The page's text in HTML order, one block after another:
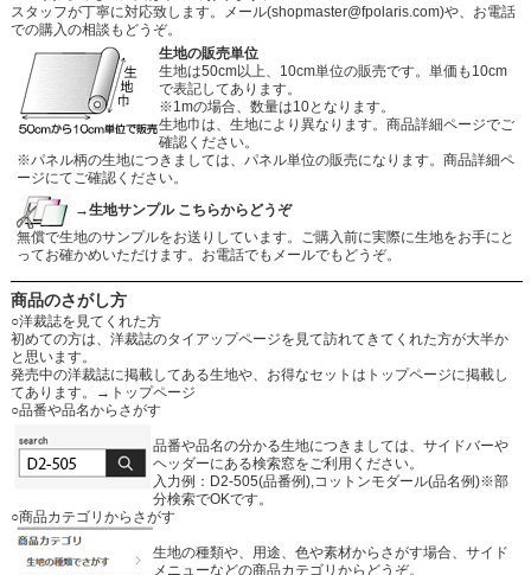
スタッフが丁寧に対応致します。メール(shopmaster@fpolaris.com)や、お電話
での購入の相談もどうぞ。
生地の販売単位
生地は50cm以上、10cm単位の販売です。単価も10cm
で表記してあります。
※1mの場合、数量は10となります。
生地巾は、生地により異なります。商品詳細ページでご
確認ください。
※パネル柄の生地につきましては、パネル単位の販売になります。商品詳細ペ
ージにてご確認ください。
→生地サンプル こちらからどうぞ
無償で生地のサンプルをお送りしています。ご購入前に実際に生地をお手にと
ってお確かめいただけます。お電話でもメールでもどうぞ。
商品のさがし方
○洋裁誌を見てくれた方
初めての方は、洋裁誌のタイアップページを見て訪れてきてくれた方が大半か
と思います。
発売中の洋裁誌に掲載してある生地や、お得なセットはトップページに掲載し
てあります。
→トップページ
○品番や品名からさがす
品番や品名の分かる生地につきましては、サイドバーや
ヘッダーにある検索窓をご利用ください。
入力例：D2-505(品番例),コットンモダール(品名例)※部
分検索でOKです。
○商品カテゴリからさがす
生地の種類や、用途、色や素材からさがす場合、サイド
メニューなどの商品カテゴリからどうぞ。